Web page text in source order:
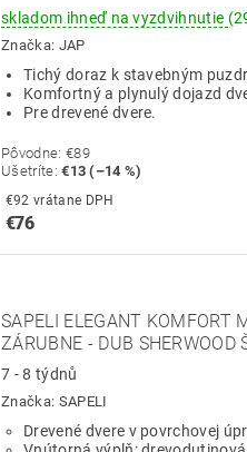
skladom ihneď na vyzdvihnutie
Značka: JAP
Tichý doraz k stavebným
Komfortný a plynulý dojazd
Pre drevené dvere.
Pôvodne: €89
Ušetríte:€13 (–14 %)
€92 vrátane DPH
€76
SAPELI ELEGANT KOMFORT
ZÁRUBNE - DUB SHERWOOD
7 - 8 týdnů
Značka: SAPELI
Drevené dvere v povrchovej